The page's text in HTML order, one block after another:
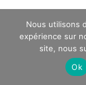
Nous utilisons
expérience sur
site, nous
Ok